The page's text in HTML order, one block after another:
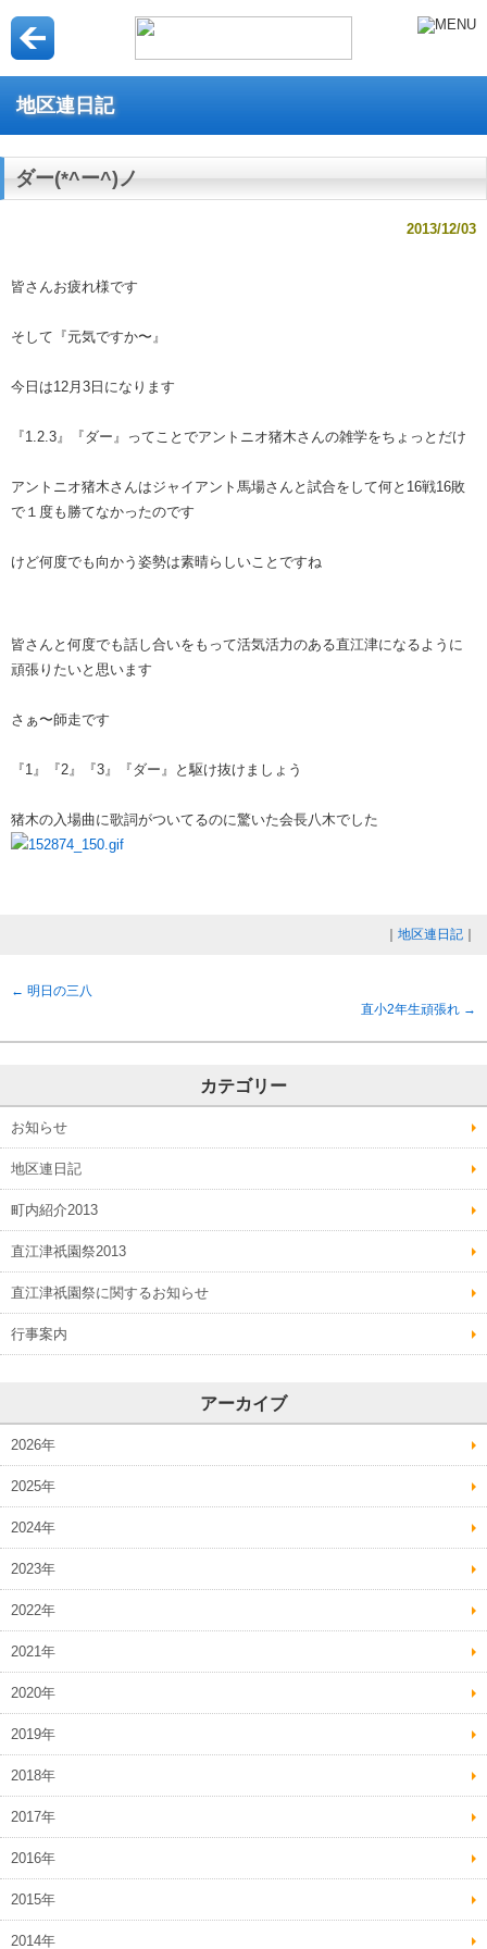
地区連日記
ダー(*^ー^)ノ
2013/12/03
皆さんお疲れ様です
そして『元気ですか〜』
今日は12月3日になります
『1.2.3』『ダー』ってことでアントニオ猪木さんの雑学をちょっとだけ
アントニオ猪木さんはジャイアント馬場さんと試合をして何と16戦16敗
で１度も勝てなかったのです
けど何度でも向かう姿勢は素晴らしいことですね
皆さんと何度でも話し合いをもって活気活力のある直江津になるように
頑張りたいと思います
さぁ〜師走です
『1』『2』『3』『ダー』と駆け抜けましょう
猪木の入場曲に歌詞がついてるのに驚いた会長八木でした
地区連日記
← 明日の三八
直小2年生頑張れ →
カテゴリー
お知らせ
地区連日記
町内紹介2013
直江津祇園祭2013
直江津祇園祭に関するお知らせ
行事案内
アーカイブ
2026年
2025年
2024年
2023年
2022年
2021年
2020年
2019年
2018年
2017年
2016年
2015年
2014年